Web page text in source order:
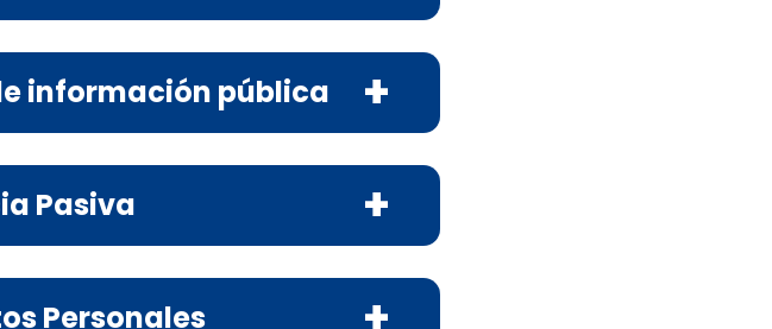
información pública
Pasiva
Personales